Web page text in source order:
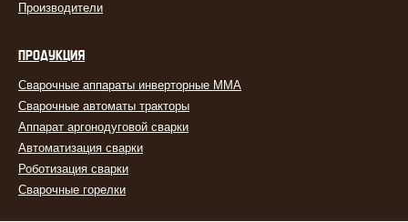
Производители
ПРОДУКЦИЯ
Сварочные аппараты инверторные MMA
Сварочные автоматы тракторы
Аппарат аргонодуговой сварки
Автоматизация сварки
Роботизация сварки
Сварочные горелки